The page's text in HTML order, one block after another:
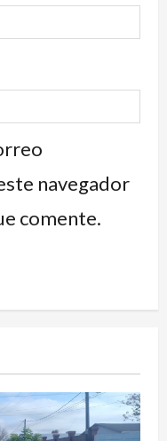
navegador
comente.